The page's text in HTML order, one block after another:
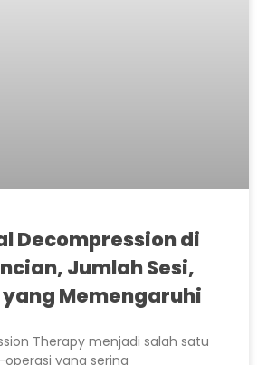
Decompression di
Jumlah Sesi,
Memengaruhi
Therapy menjadi salah satu
yang sering